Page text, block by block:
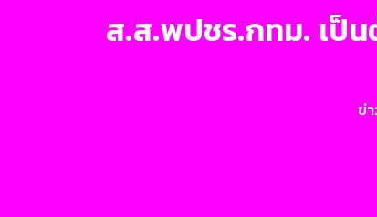
ส.ส.พปชร.กทม. เป็
ข่